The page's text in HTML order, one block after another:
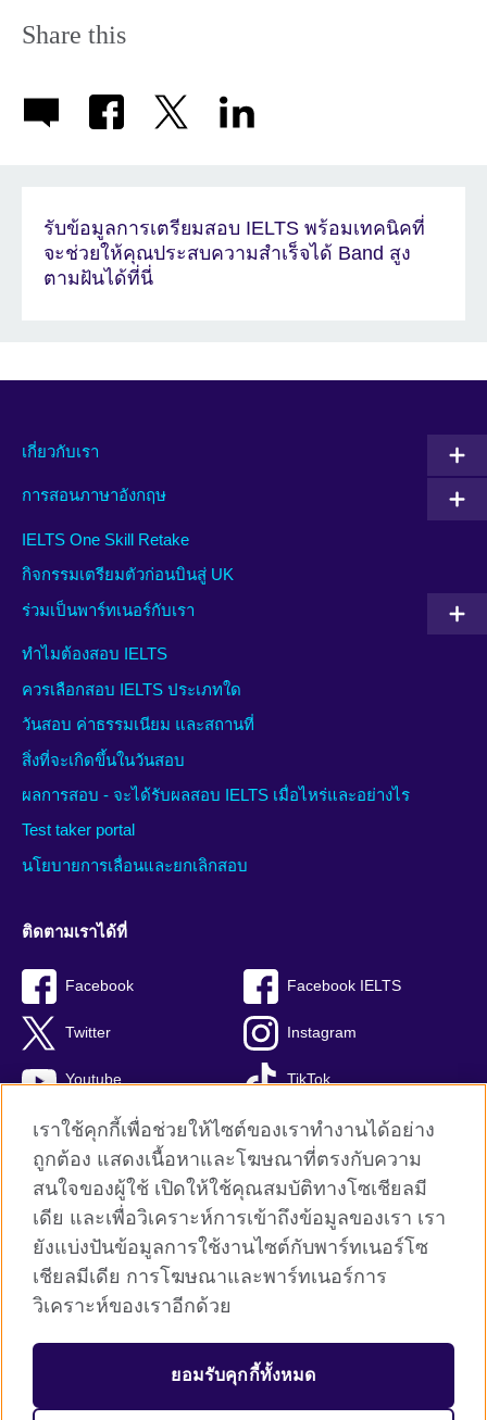
Share this
รับข้อมูลการเตรียมสอบ IELTS พร้อมเทคนิคที่
จะช่วยให้คุณประสบความสำเร็จได้ Band สูง
ตามฝันได้ที่นี่
เกี่ยวกับเรา
การสอนภาษาอังกฤษ
IELTS One Skill Retake
กิจกรรมเตรียมตัวก่อนบินสู่ UK
ร่วมเป็นพาร์ทเนอร์กับเรา
ทำไมต้องสอบ IELTS
ควรเลือกสอบ IELTS ประเภทใด
วันสอบ ค่าธรรมเนียม และสถานที่
สิ่งที่จะเกิดขึ้นในวันสอบ
ผลการสอบ - จะได้รับผลสอบ IELTS เมื่อไหร่และอย่างไร
Test taker portal
นโยบายการเลื่อนและยกเลิกสอบ
ติดตามเราได้ที่
Facebook Facebook IELTS
Twitter Instagram
Youtube TikTok
British Council global
Privacy and terms
Terms and conditions of sale
คุกกี้
Sitemap
© 2026 British Council
The United Kingdom’s international organisation for cultural relations
เราใช้คุกกี้เพื่อช่วยให้ไซต์ของเราทำงานได้อย่าง
ถูกต้อง แสดงเนื้อหาและโฆษณาที่ตรงกับความ
สนใจของผู้ใช้ เปิดให้ใช้คุณสมบัติทางโซเชียลมี
เดีย และเพื่อวิเคราะห์การเข้าถึงข้อมูลของเรา เรา
ยังแบ่งปันข้อมูลการใช้งานไซต์กับพาร์ทเนอร์โซ
เชียลมีเดีย การโฆษณาและพาร์ทเนอร์การ
วิเคราะห์ของเราอีกด้วย
ยอมรับคุกกี้ทั้งหมด